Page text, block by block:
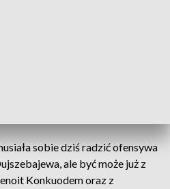
sobie dziś radzić ofensywa
ale być może już z
Konkuodem oraz z